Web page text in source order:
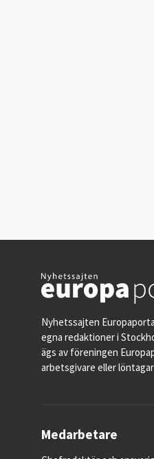
Nyhetssajten
egna redaktioner i
ägs av föreningen
arbetsgivare eller
Medarbetare